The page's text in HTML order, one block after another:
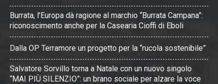
Burrata, l’Europa dà ragione al marchio “Burrata Campana”:
riconoscimento anche per la Casearia Cioffi di Eboli
Dalla OP Terramore un progetto per la “rucola sostenibile”
Salvatore Sorvillo torna a Natale con un nuovo singolo
“MAI PIÙ SILENZIO”: un brano sociale per alzare la voce